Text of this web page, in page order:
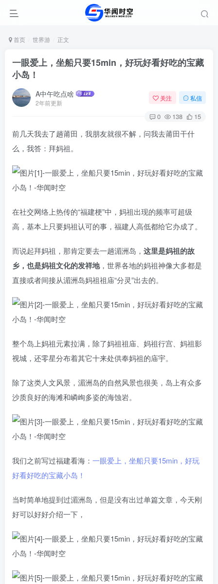
首页 世界游 正文
一眼爱上，坐船只要15min，好玩好看好吃的宝藏
小岛！
A中午吃点啥
2年前更新
关注 私信
0 138 15
前几天我去了趟莆田，我朋友就很不解，问我去莆田干什
么，我答：拜妈祖。
在社交网络上热传的“福建梗”中，妈祖出现的频率可超级
高，基本上只要妈祖认可的事，福建人高低都给它办成了。
而说起拜妈祖，那肯定要去一趟湄洲岛， 这里是妈祖的故
乡，也是妈祖文化的发祥地，世界各地的妈祖神像大多都是
直接或者间接从湄洲岛妈祖祖庙“分灵”出去的。
整个岛上妈祖元素拉满，除了妈祖祖庙、妈祖行宫、妈祖影
视城，还零星分布着其它十来处供奉妈祖的庙宇。
除了这类人文风景，湄洲岛的自然风景也很美，岛上有众多
沙质良好的海滩和嶙峋多姿的海蚀岩。
我们之前写过福建看海： 一眼爱上，坐船只要15min，好玩
好看好吃的宝藏小岛！
当时简单地提到过湄洲岛，但是没有出过单篇文章，今天刚
好可以好好介绍一下，